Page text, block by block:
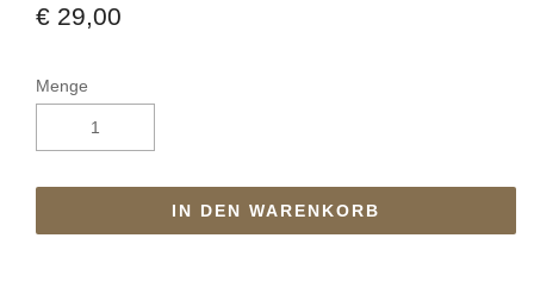
€ 29,00
Menge
IN DEN WARENKORB